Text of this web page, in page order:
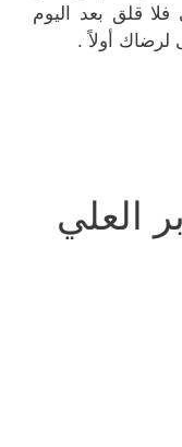
قلق بعد اليوم
أولاً .
العلي